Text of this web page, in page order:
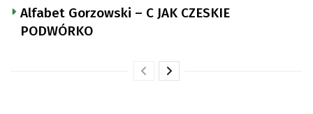
Alfabet Gorzowski – C JAK CZESKIE
PODWÓRKO